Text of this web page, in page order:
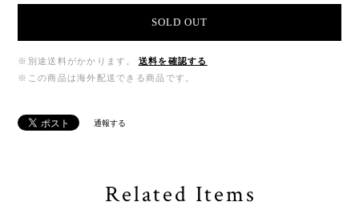
SOLD OUT
※別途送料がかかります。
送料を確認する
※この商品は海外配送できる商品です。
通報する
Related Items